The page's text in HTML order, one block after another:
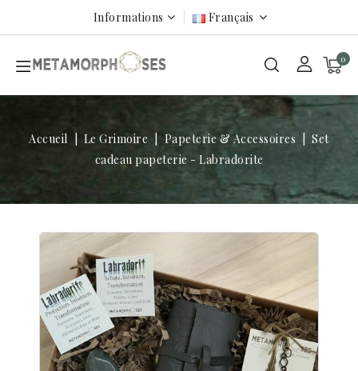
Informations Français
0
Accueil Le Grimoire Papeterie & Accessoires
Set
cadeau papeterie - Labradorite